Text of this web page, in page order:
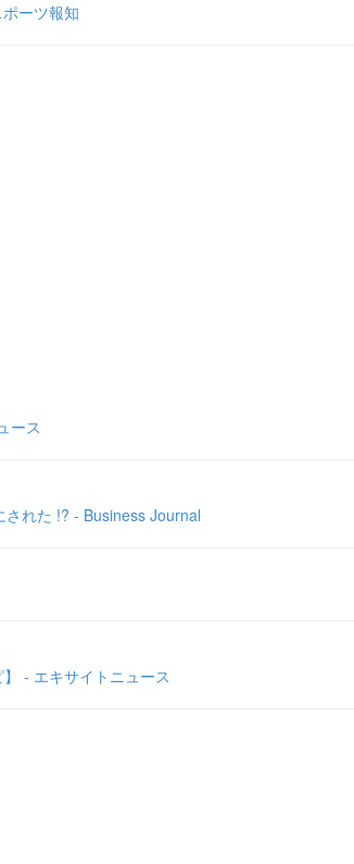
ーツ報知
ース
された !? - Business Journal
- エキサイトニュース